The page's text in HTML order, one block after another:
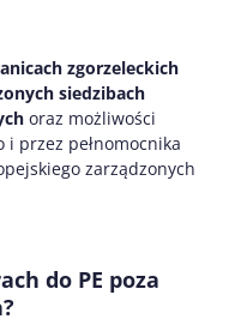
zgorzeleckich
siedzibach
oraz możliwości
i przez pełnomocnika
zarządzonych
do PE poza